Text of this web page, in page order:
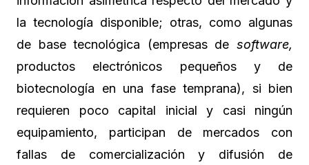
la tecnología disponible; otras, como algunas
de base tecnológica (empresas de software,
productos electrónicos pequeños y de
biotecnología en una fase temprana), si bien
requieren poco capital inicial y casi ningún
equipamiento, participan de mercados con
fallas de comercialización y difusión de